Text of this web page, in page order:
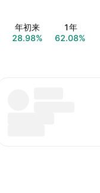
年初来
28.98%
1年
62.08%